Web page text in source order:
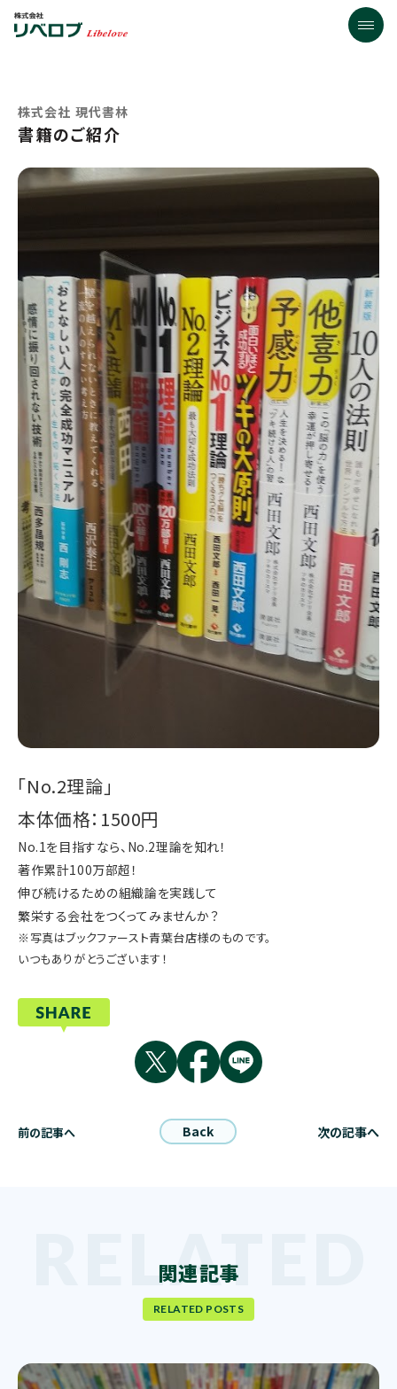
株式会社 現代書林
書籍のご紹介
「No.2理論」
本体価格：1500円
No.1を目指すなら、No.2理論を知れ！
著作累計100万部超！
伸び続けるための組織論を実践して
繁栄する会社をつくってみませんか？
※写真はブックファースト青葉台店様のものです。
いつもありがとうございます！
前の記事へ Back 次の記事へ
関連記事
RELATED POSTS